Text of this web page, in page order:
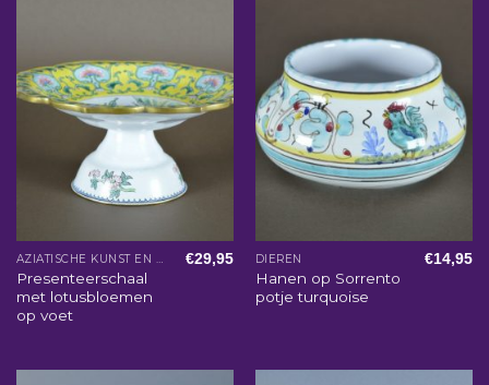
AZIATISCHE KUNST EN WOONACCESSOIRES
Presenteerschaal
met lotusbloemen
op voet
€29,95 DIEREN
Hanen op Sorrento
potje turquoise
€14,95